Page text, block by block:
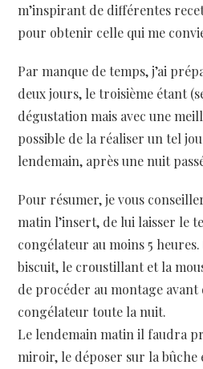
m’inspirant de différentes
pour obtenir celle qui me
Par manque de temps, j’ai
deux jours, le troisième étant
dégustation mais avec une
possible de la réaliser un tel
lendemain, après une nuit
Pour résumer, je vous
matin l’insert, de lui laisser le
congélateur au moins 5
biscuit, le croustillant et la
de procéder au montage avant
congélateur toute la nuit.
Le lendemain matin il faudra
miroir, le déposer sur la bûche